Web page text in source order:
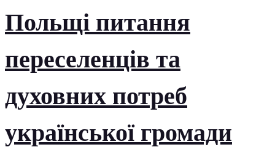
Польщі питання
переселенців та
духовних потреб
української громади